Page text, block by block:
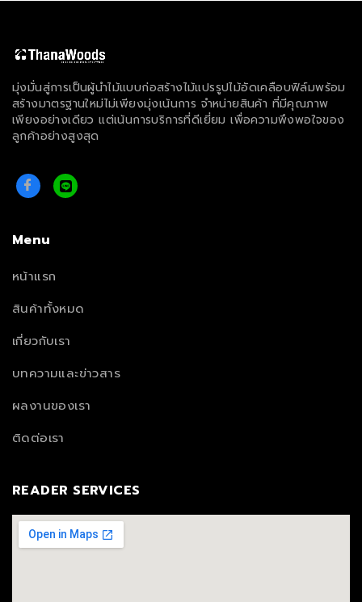
มุ่งมั่นสู่การเป็นผู้นำไม้แบบก่อสร้างไม้แปรรูปไม้อัดเคลือบฟิล์มพร้อม
สร้างมาตรฐานใหม่ไม่เพียงมุ่งเน้นการ จำหน่ายสินค้า ที่มีคุณภาพ
เพียงอย่างเดียว แต่เน้นการบริการที่ดีเยี่ยม เพื่อความพึงพอใจของ
ลูกค้าอย่างสูงสุด
Menu
หน้าแรก
สินค้าทั้งหมด
เกี่ยวกับเรา
บทความและข่าวสาร
ผลงานของเรา
ติดต่อเรา
READER SERVICES